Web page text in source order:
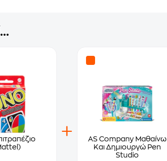
AS Company Μαθαίνω
Και Δημιουργώ Pen
Studio